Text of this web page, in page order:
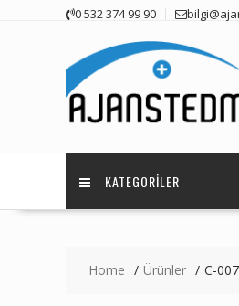
0 532 374 99 90
KATEGORILER
Home Ürünler C-